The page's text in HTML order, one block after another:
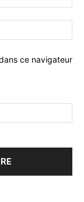
:*
:
ce navigateur